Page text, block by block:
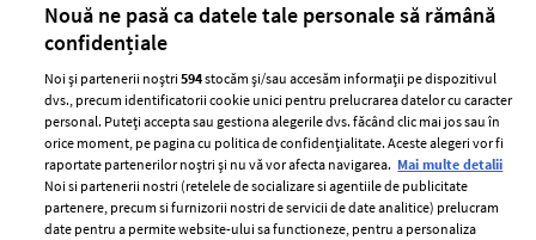
CATINE.RO
Nouă ne pasă ca datele tale personale să rămână
confidențiale
Noi și partenerii noștri594stocăm și/sau accesăm informații pe dispozitivul
dvs., precum identificatorii cookie unici pentru prelucrarea datelor cu caracter
personal. Puteți accepta sau gestiona alegerile dvs. făcând clic mai jos sau în
orice moment, pe pagina cu politica de confidențialitate. Aceste alegeri vor fi
raportate partenerilor noștri și nu vă vor afecta navigarea. Mai multe detalii
Noi si partenerii nostri (retelele de socializare si agentiile de publicitate
partenere, precum si furnizorii nostri de servicii de date analitice) prelucram
date pentru a permite website-ului sa functioneze, pentru a personaliza